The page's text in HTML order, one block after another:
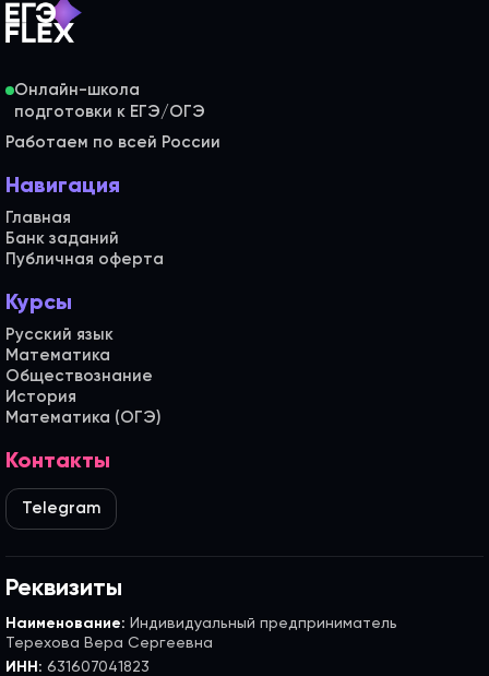
Онлайн-школа
Работаем по всей России
Навигация
Главная
Банк заданий
Публичная оферта
Курсы
Русский язык
Математика
Обществознание
История
Математика (ОГЭ)
Контакты
Telegram
Реквизиты
Наименование: Индивидуальный предприниматель
Терехова Вера Сергеевна
ИНН: 631607041823